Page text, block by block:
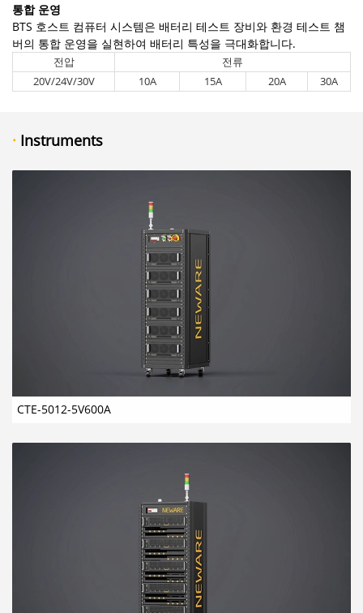
통합 운영
BTS 호스트 컴퓨터 시스템은 배터리 테스트 장비와 환경 테스트 챔
버의 통합 운영을 실현하여 배터리 특성을 극대화합니다.
전압
전류
20V/24V/30V
10A 15A 20A 30A
· Instruments
CTE-5012-5V600A